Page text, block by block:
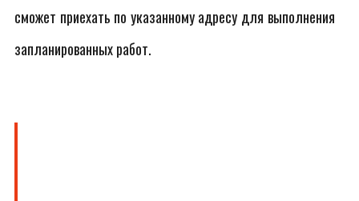
сможет приехать по указанному адресу для выполнения
запланированных работ.